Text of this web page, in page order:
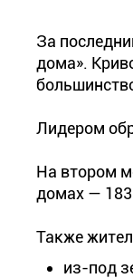
За
дома».
Лидером
На втором
домах —
Также
из-под